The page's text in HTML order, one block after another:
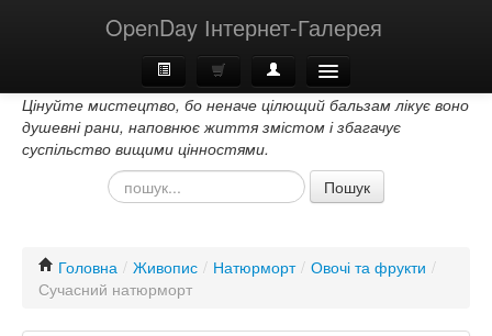
OpenDay Інтернет-Галерея
Головна
Про Нас
Цінуйте мистецтво, бо неначе цілющий бальзам лікує воно
душевні рани, наповнює життя змістом і збагачує
суспільство вищими цінностями.
Пошук
Головна / Живопис / Натюрморт / Овочі та фрукти /
Сучасний натюрморт